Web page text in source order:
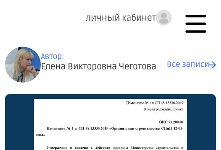
личный кабинет
Автор:
Елена Викторовна Чеготова Все записи